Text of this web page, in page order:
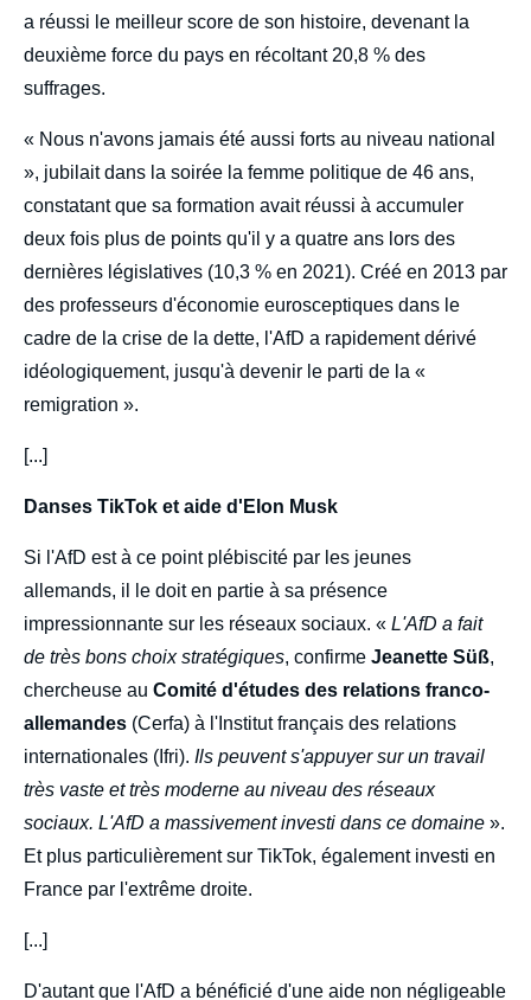
a réussi le meilleur score de son histoire, devenant la
deuxième force du pays en récoltant 20,8 % des
suffrages.
« Nous n'avons jamais été aussi forts au niveau national
», jubilait dans la soirée la femme politique de 46 ans,
constatant que sa formation avait réussi à accumuler
deux fois plus de points qu'il y a quatre ans lors des
dernières législatives (10,3 % en 2021). Créé en 2013 par
des professeurs d'économie eurosceptiques dans le
cadre de la crise de la dette, l'AfD a rapidement dérivé
idéologiquement, jusqu'à devenir le parti de la «
remigration ».
[...]
Danses TikTok et aide d'Elon Musk
Si l'AfD est à ce point plébiscité par les jeunes
allemands, il le doit en partie à sa présence
impressionnante sur les réseaux sociaux. « L'AfD a fait
de très bons choix stratégiques, confirme Jeanette Süß,
chercheuse au Comité d'études des relations franco-
allemandes (Cerfa) à l'Institut français des relations
internationales (Ifri). Ils peuvent s'appuyer sur un travail
très vaste et très moderne au niveau des réseaux
sociaux. L'AfD a massivement investi dans ce domaine ».
Et plus particulièrement sur TikTok, également investi en
France par l'extrême droite.
[...]
D'autant que l'AfD a bénéficié d'une aide non négligeable